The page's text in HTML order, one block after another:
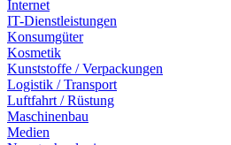
Internet
IT-Dienstleistungen
Konsumgüter
Kosmetik
Kunststoffe / Verpackungen
Logistik / Transport
Luftfahrt / Rüstung
Maschinenbau
Medien